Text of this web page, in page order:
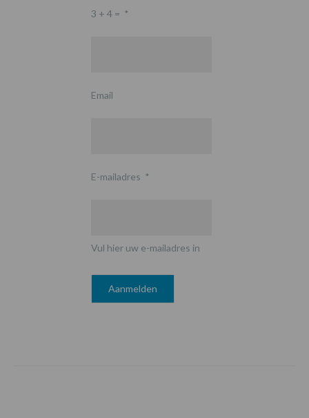
3 + 4 = *
Email
E-mailadres *
Vul hier uw e-mailadres in